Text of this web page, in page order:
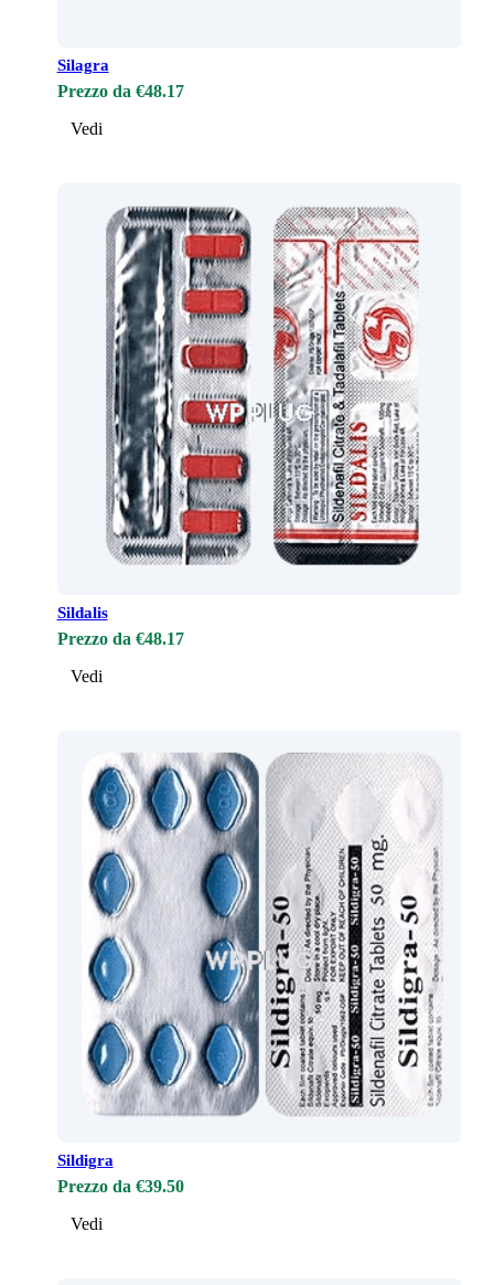
Silagra
Prezzo da €48.17
Vedi
Sildalis
Prezzo da €48.17
Vedi
Sildigra
Prezzo da €39.50
Vedi